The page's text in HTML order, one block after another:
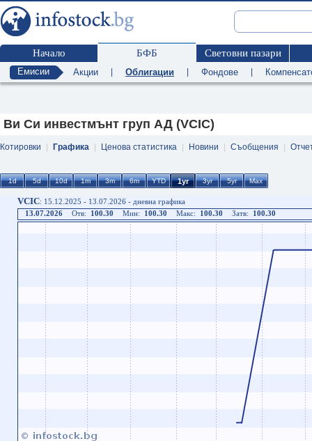
Начало БФБ Световни пазари
Емисии Акции Облигации Фондове
Ви Си инвестмънт груп АД (VCIC)
Котировки Графика Ценова статистика Новини Съобщения
VCIC: 15.12.2025 - 13.07.2026 - дневна графика
13.07.2026
Отв: 100.30 Мин: 100.30 Макс: 100.30 Затв: 100.30